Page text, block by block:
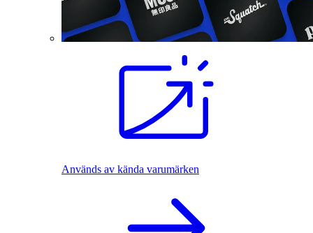
Används av kända varumärken